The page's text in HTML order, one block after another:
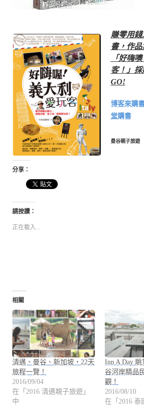
賺零用
書，作品
「好嗨
客！」採
GO!
博客來購
堂購書
曼谷親子旅遊
分享：
請按讚：
正在載入...
相關
清邁、曼谷、新加坡，22天
旅程一覽！
2016/09/04
在「2016 清邁親子旅遊」
中
Inn A Day
谷河岸精品
觀！
2016/08/10
在「2016 泰